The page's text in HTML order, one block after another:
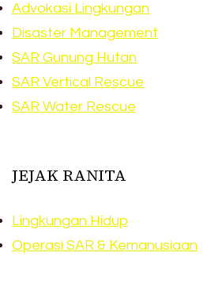
Advokasi Lingkungan
Disaster Management
SAR Gunung Hutan
SAR Vertical Rescue
SAR Water Rescue
JEJAK RANITA
Lingkungan Hidup
Operasi SAR & Kemanusiaan